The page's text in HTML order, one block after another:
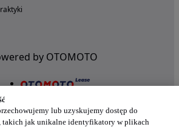
by OTOMOTO
lub uzyskujemy dostęp do
takich jak unikalne identyfikatory w plikach